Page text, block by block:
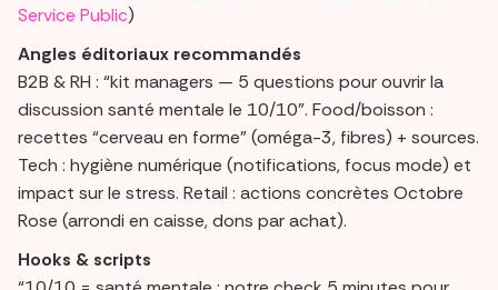
Service Public)
Angles éditoriaux recommandés
B2B & RH : “kit managers — 5 questions pour ouvrir la
discussion santé mentale le 10/10”. Food/boisson :
recettes “cerveau en forme” (oméga-3, fibres) + sources.
Tech : hygiène numérique (notifications, focus mode) et
impact sur le stress. Retail : actions concrètes Octobre
Rose (arrondi en caisse, dons par achat).
Hooks & scripts